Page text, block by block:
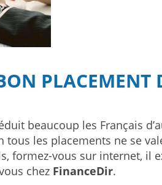
PLACEMENT
beaucoup les Français
les placements ne se
formez-vous sur internet, il
chez FinanceDir.